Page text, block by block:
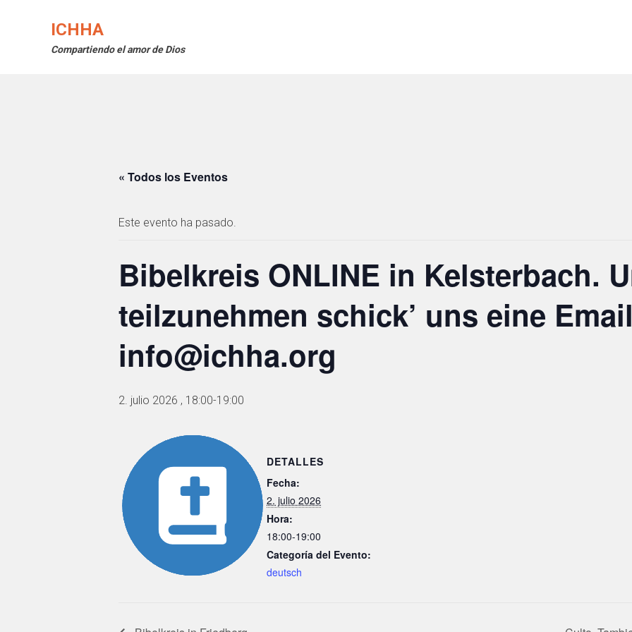
ICHHA
Compartiendo el amor de Dios
« Todos los Eventos
Este evento ha pasado.
Bibelkreis ONLINE in Kelsterbach.
teilzunehmen schick’ uns eine
info@ichha.org
2. julio 2026 , 18:00-19:00
DETALLES
Fecha:
2. julio 2026
Hora:
18:00-19:00
Categoría del Evento:
deutsch